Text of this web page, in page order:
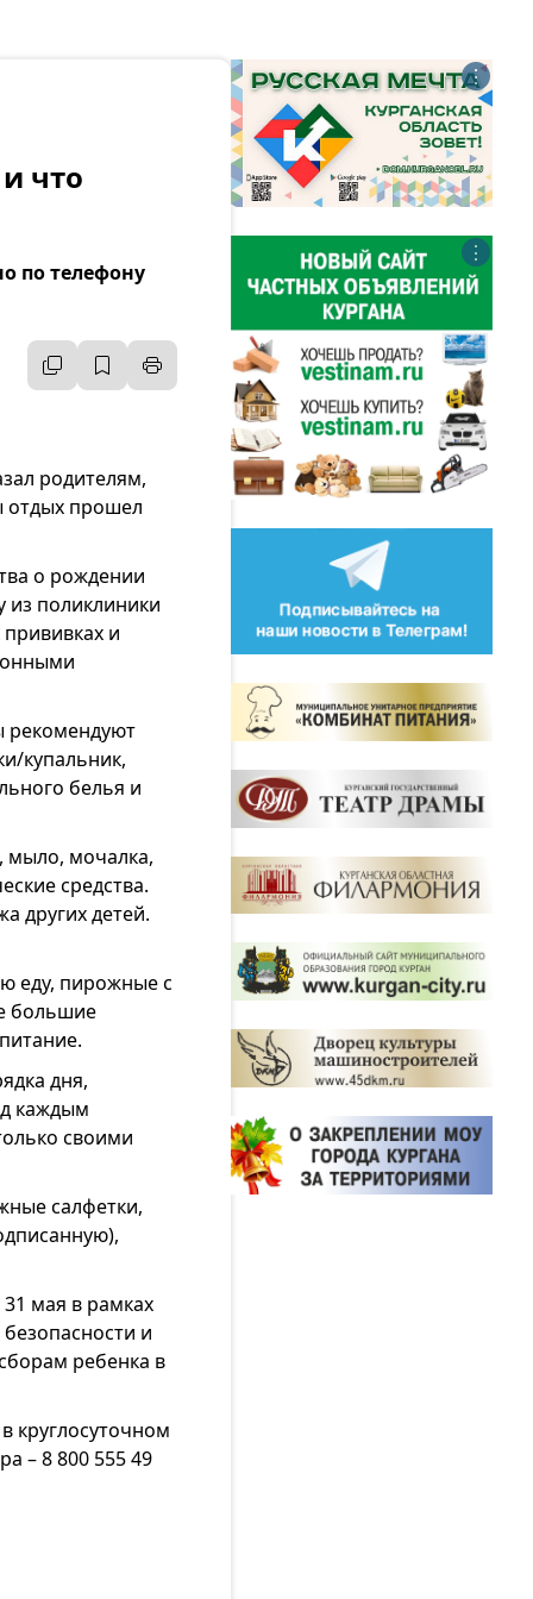
что
по телефону
родителям,
отдых прошел
о рождении
поликлиники
и
рекомендуют
купальник,
белья и
мыло, мочалка,
средства.
других детей.
еду, пирожные с
большие
дня,
каждым
своими
салфетки,
мая в рамках
и
ребенка в
круглосуточном
– 8 800 555 49
⋮
⋮